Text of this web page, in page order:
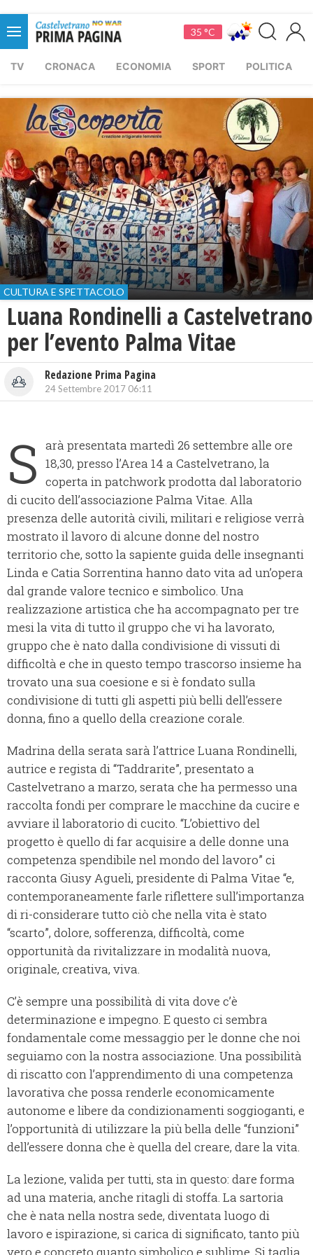
35 °C
TV CRONACA ECONOMIA SPORT POLITICA
CULTURA E SPETTACOLO
Luana Rondinelli a Castelvetrano
per l’evento Palma Vitae
Redazione Prima Pagina
24 Settembre 2017 06:11
S arà presentata martedì 26 settembre alle ore
18,30, presso l’Area 14 a Castelvetrano, la
coperta in patchwork prodotta dal laboratorio
di cucito dell’associazione Palma Vitae. Alla
presenza delle autorità civili, militari e religiose verrà
mostrato il lavoro di alcune donne del nostro
territorio che, sotto la sapiente guida delle insegnanti
Linda e Catia Sorrentina hanno dato vita ad un’opera
dal grande valore tecnico e simbolico. Una
realizzazione artistica che ha accompagnato per tre
mesi la vita di tutto il gruppo che vi ha lavorato,
gruppo che è nato dalla condivisione di vissuti di
difficoltà e che in questo tempo trascorso insieme ha
trovato una sua coesione e si è fondato sulla
condivisione di tutti gli aspetti più belli dell’essere
donna, fino a quello della creazione corale.
Madrina della serata sarà l’attrice Luana Rondinelli,
autrice e regista di “Taddrarite”, presentato a
Castelvetrano a marzo, serata che ha permesso una
raccolta fondi per comprare le macchine da cucire e
avviare il laboratorio di cucito. “L’obiettivo del
progetto è quello di far acquisire a delle donne una
competenza spendibile nel mondo del lavoro” ci
racconta Giusy Agueli, presidente di Palma Vitae “e,
contemporaneamente farle riflettere sull’importanza
di ri-considerare tutto ciò che nella vita è stato
“scarto”, dolore, sofferenza, difficoltà, come
opportunità da rivitalizzare in modalità nuova,
originale, creativa, viva.
C’è sempre una possibilità di vita dove c’è
determinazione e impegno. E questo ci sembra
fondamentale come messaggio per le donne che noi
seguiamo con la nostra associazione. Una possibilità
di riscatto con l’apprendimento di una competenza
lavorativa che possa renderle economicamente
autonome e libere da condizionamenti soggioganti, e
l’opportunità di utilizzare la più bella delle “funzioni”
dell’essere donna che è quella del creare, dare la vita.
La lezione, valida per tutti, sta in questo: dare forma
ad una materia, anche ritagli di stoffa. La sartoria
che è nata nella nostra sede, diventata luogo di
lavoro e ispirazione, si carica di significato, tanto più